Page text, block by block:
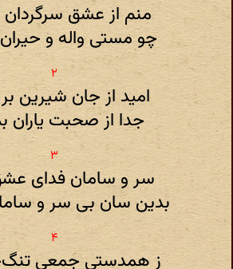
منم از عشق سرگردان
چو مستی واله و
امید از جان شیرین
جدا از صحبت یاران
سر و سامان فدای
بدین سان بی سر و
ز همدستی جمعی